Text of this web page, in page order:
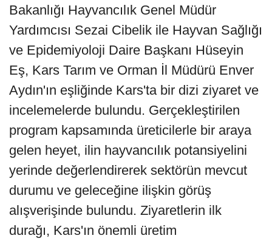
Bakanlığı Hayvancılık Genel Müdür
Yardımcısı Sezai Cibelik ile Hayvan Sağlığı
ve Epidemiyoloji Daire Başkanı Hüseyin
Eş, Kars Tarım ve Orman İl Müdürü Enver
Aydın'ın eşliğinde Kars'ta bir dizi ziyaret ve
incelemelerde bulundu. Gerçekleştirilen
program kapsamında üreticilerle bir araya
gelen heyet, ilin hayvancılık potansiyelini
yerinde değerlendirerek sektörün mevcut
durumu ve geleceğine ilişkin görüş
alışverişinde bulundu. Ziyaretlerin ilk
durağı, Kars'ın önemli üretim